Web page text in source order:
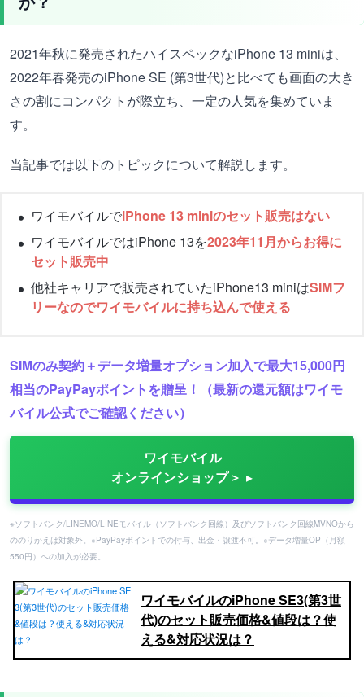
2021年秋に発売されたハイスペックなiPhone 13 miniは、
2022年春発売のiPhone SE (第3世代)と比べても画面の大き
さの割にコンパクトが際立ち、一定の人気を集めていま
す。
当記事では以下のトピックについて解説します。
ワイモバイルでiPhone 13 miniのセット販売はない
ワイモバイルではiPhone 13を2023年11月からお得に
セット販売中
他社キャリアで販売されていたiPhone13 miniはSIMフ
リーなのでワイモバイルに持ち込んで使える
SIMのみ契約＋データ増量オプション加入で最大15,000円
相当のPayPayポイントを贈呈！（最新の還元額はワイモ
バイル公式でご確認ください）
ワイモバイル
オンラインショップ＞
※ソフトバンク/LINEMO/LINEモバイル（ソフトバンク回線）及びソフトバンク回線MVNOから
ののりかえは対象外。※PayPayポイントでの付与、出金・譲渡不可。※データ増量OP（月額
550円）への加入が必要。
ワイモバイルのiPhone SE3(第3世
代)のセット販売価格&値段は？使
える&対応状況は？